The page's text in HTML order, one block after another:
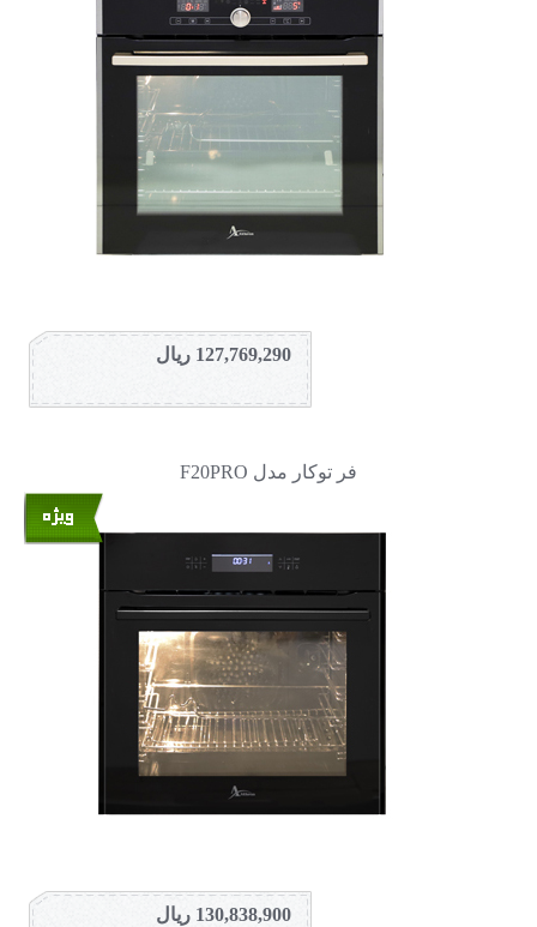
127,769,290 ریال
فر توکار مدل F20PRO
130,838,900 ریال